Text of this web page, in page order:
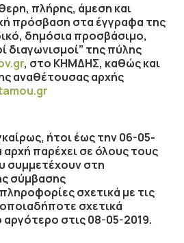
πλήρης, άμεση και
πρόσβαση στα έγγραφα της
δημόσια προσβάσιμο,
διαγωνισμοί” της πύλης
, στο ΚΗΜΔΗΣ, καθώς και
αναθέτουσας αρχής
ήτοι έως την06-05-
παρέχει σε όλους τους
συμμετέχουν στη
σύμβασης
σχετικά με τις
σχετικά
αργότερο στις08-05-2019.